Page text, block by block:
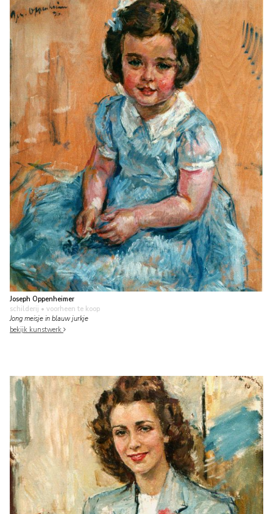
Joseph Oppenheimer
schilderij • voorheen te koop
Jong meisje in blauw jurkje
bekijk kunstwerk